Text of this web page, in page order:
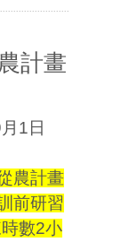
計畫
1日
農計畫
前研習
數2小